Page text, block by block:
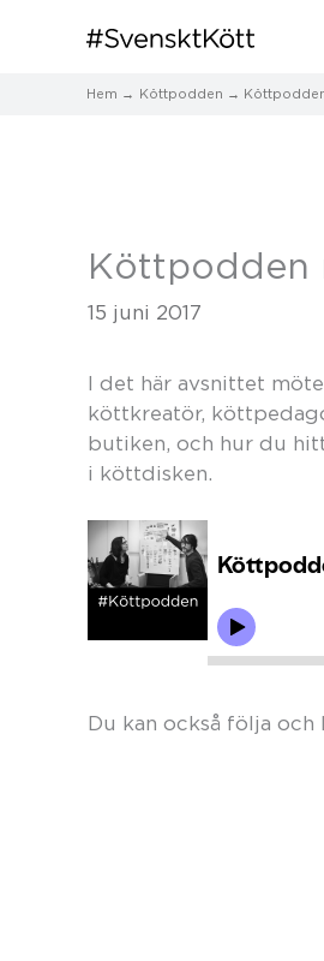
Hem Köttpodden
Köttpodden
15 juni 2017
I det här avsnittet
köttkreatör,
butiken, och hur du
i köttdisken.
Du kan också följa